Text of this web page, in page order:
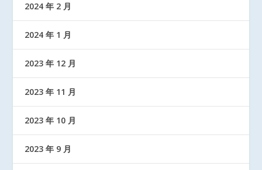
2024 年 2 月
2024 年 1 月
2023 年 12 月
2023 年 11 月
2023 年 10 月
2023 年 9 月